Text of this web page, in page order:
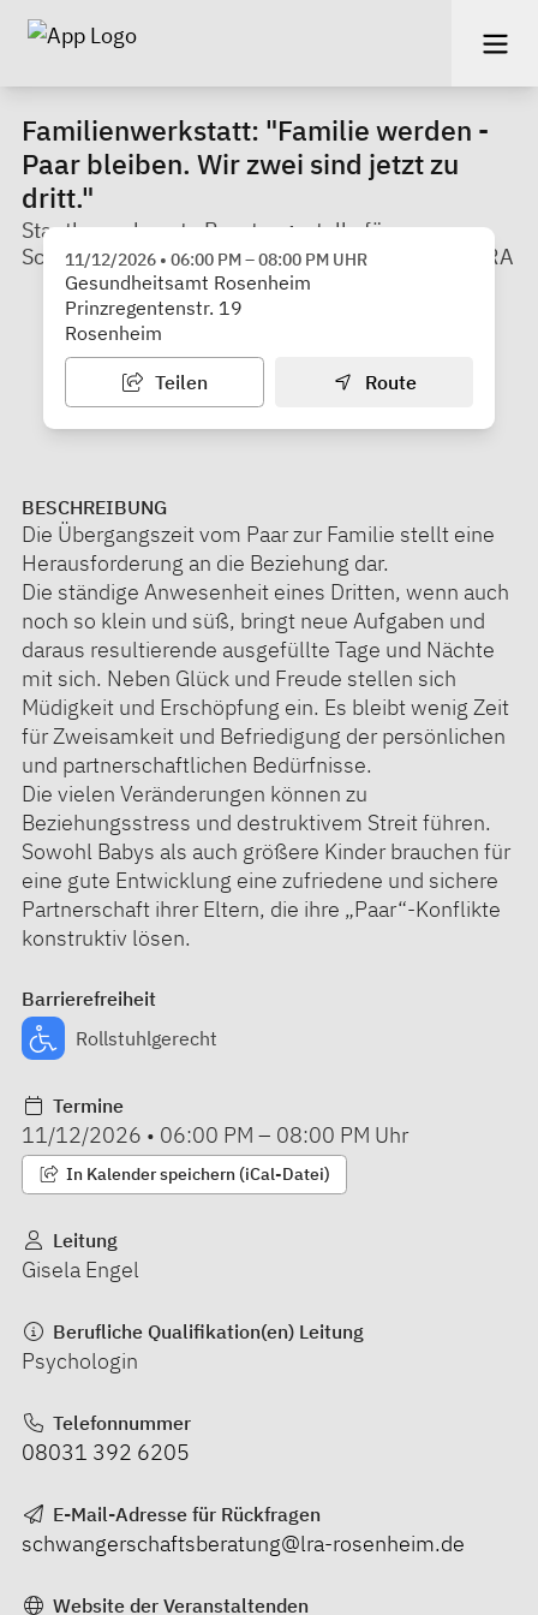
Familienwerkstatt: "Familie werden -
Paar bleiben. Wir zwei sind jetzt zu
dritt."
Staatl. anerkannte Beratungsstelle für
Schwangerschaftsfragen am Gesundheitsamt/LRA
11/12/2026 • 06:00 PM–08:00 PM UHR
Gesundheitsamt Rosenheim
Prinzregentenstr. 19
Rosenheim
Teilen Route
BESCHREIBUNG
Die Übergangszeit vom Paar zur Familie stellt eine
Herausforderung an die Beziehung dar.
Die ständige Anwesenheit eines Dritten, wenn auch
noch so klein und süß, bringt neue Aufgaben und
daraus resultierende ausgefüllte Tage und Nächte
mit sich. Neben Glück und Freude stellen sich
Müdigkeit und Erschöpfung ein. Es bleibt wenig Zeit
für Zweisamkeit und Befriedigung der persönlichen
und partnerschaftlichen Bedürfnisse.
Die vielen Veränderungen können zu
Beziehungsstress und destruktivem Streit führen.
Sowohl Babys als auch größere Kinder brauchen für
eine gute Entwicklung eine zufriedene und sichere
Partnerschaft ihrer Eltern, die ihre „Paar“-Konflikte
konstruktiv lösen.
Barrierefreiheit
Rollstuhlgerecht
Termine
11/12/2026 • 06:00 PM – 08:00 PM Uhr
In Kalender speichern (iCal-Datei)
Leitung
Gisela Engel
Berufliche Qualifikation(en) Leitung
Psychologin
Telefonnummer
08031 392 6205
E-Mail-Adresse für Rückfragen
schwangerschaftsberatung@lra-rosenheim.de
Website der Veranstaltenden